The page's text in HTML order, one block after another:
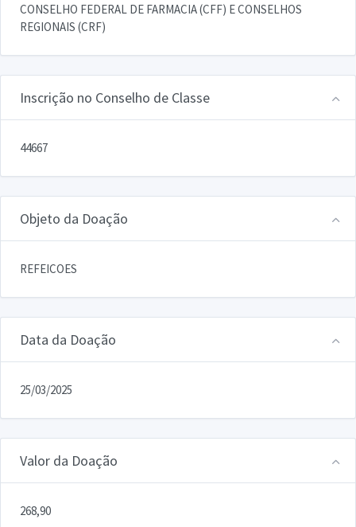
CONSELHO FEDERAL DE FARMACIA (CFF) E CONSELHOS
REGIONAIS (CRF)
Inscrição no Conselho de Classe
44667
Objeto da Doação
REFEICOES
Data da Doação
25/03/2025
Valor da Doação
268,90